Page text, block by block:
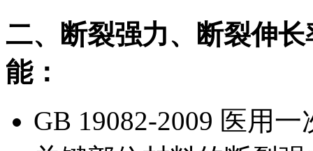
二、断裂强力、断裂伸
能：
GB 19082-2009 医用